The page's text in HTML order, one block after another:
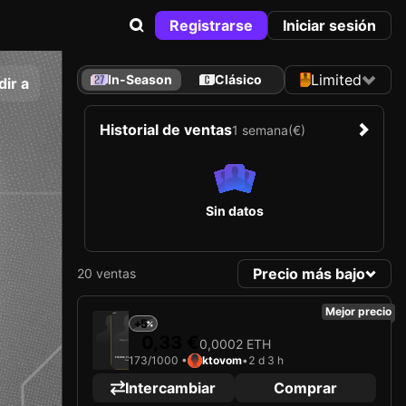
Registrarse Iniciar sesión
a In-Season Clásico Limited
Historial de ventas1 semana(€)
Sin datos
20 ventas Precio más bajo
Mejor precio
2025
PIERRE-YVES HAMEL
Atacante
Cargando carta...
+5
0,0002 ETH
173/1000 • ktovom•2 d 3 h
Intercambiar Comprar